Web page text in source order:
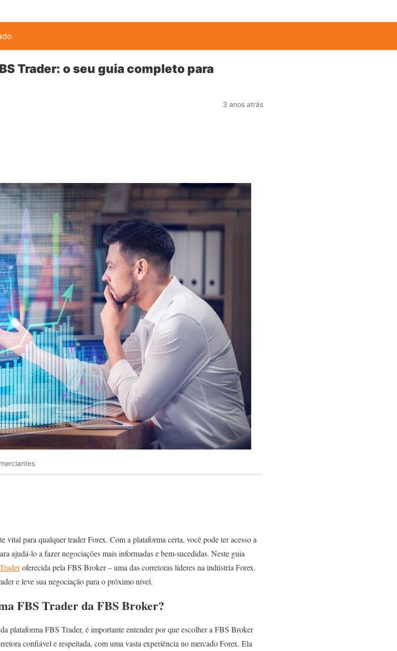
Trader: o seu guia completo para
3 anos atrás
vital para qualquer trader Forex. Com a plataforma certa, você pode ter acesso a
ajudá-lo a fazer negociações mais informadas e bem-sucedidas. Neste guia
oferecida pela FBS Broker – uma das corretoras líderes na indústria Forex.
e leve sua negociação para o próximo nível.
FBS Trader da FBS Broker?
plataforma FBS Trader, é importante entender por que escolher a FBS Broker
confiável e respeitada, com uma vasta experiência no mercado Forex. Ela